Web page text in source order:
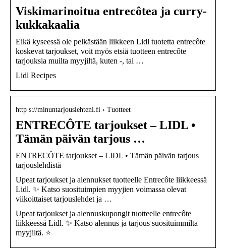
Viskimarinoitua entrecôtea ja curry-
kukkakaalia
Eikä kyseessä ole pelkästään liikkeen Lidl tuotetta entrecôte
koskevat tarjoukset, voit myös etsiä tuotteen entrecôte
tarjouksia muilta myyjiltä, kuten -, tai …
Lidl Recipes
http s://minuntarjouslehteni.fi › Tuotteet
ENTRECÔTE tarjoukset – LIDL •
Tämän päivän tarjous …
ENTRECÔTE tarjoukset – LIDL • Tämän päivän tarjous
tarjouslehdistä
Upeat tarjoukset ja alennukset tuotteelle Entrecôte liikkeessä
Lidl. ✨ Katso suosituimpien myyjien voimassa olevat
viikoittaiset tarjouslehdet ja …
Upeat tarjoukset ja alennuskupongit tuotteelle entrecôte
liikkeessä Lidl. ✨ Katso alennus ja tarjous suosituimmilta
myyjiltä. ⭐